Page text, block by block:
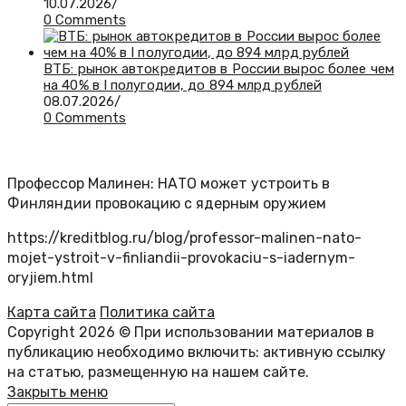
10.07.2026/
0 Comments
ВТБ: рынок автокредитов в России вырос более чем
на 40% в I полугодии, до 894 млрд рублей
08.07.2026/
0 Comments
Профессор Малинен: НАТО может устроить в
Финляндии провокацию с ядерным оружием
https://kreditblog.ru/blog/professor-malinen-nato-
mojet-ystroit-v-finliandii-provokaciu-s-iadernym-
oryjiem.html
Карта сайта Политика сайта
Copyright 2026 © При использовании материалов в
публикацию необходимо включить: активную ссылку
на статью, размещенную на нашем сайте.
Закрыть меню